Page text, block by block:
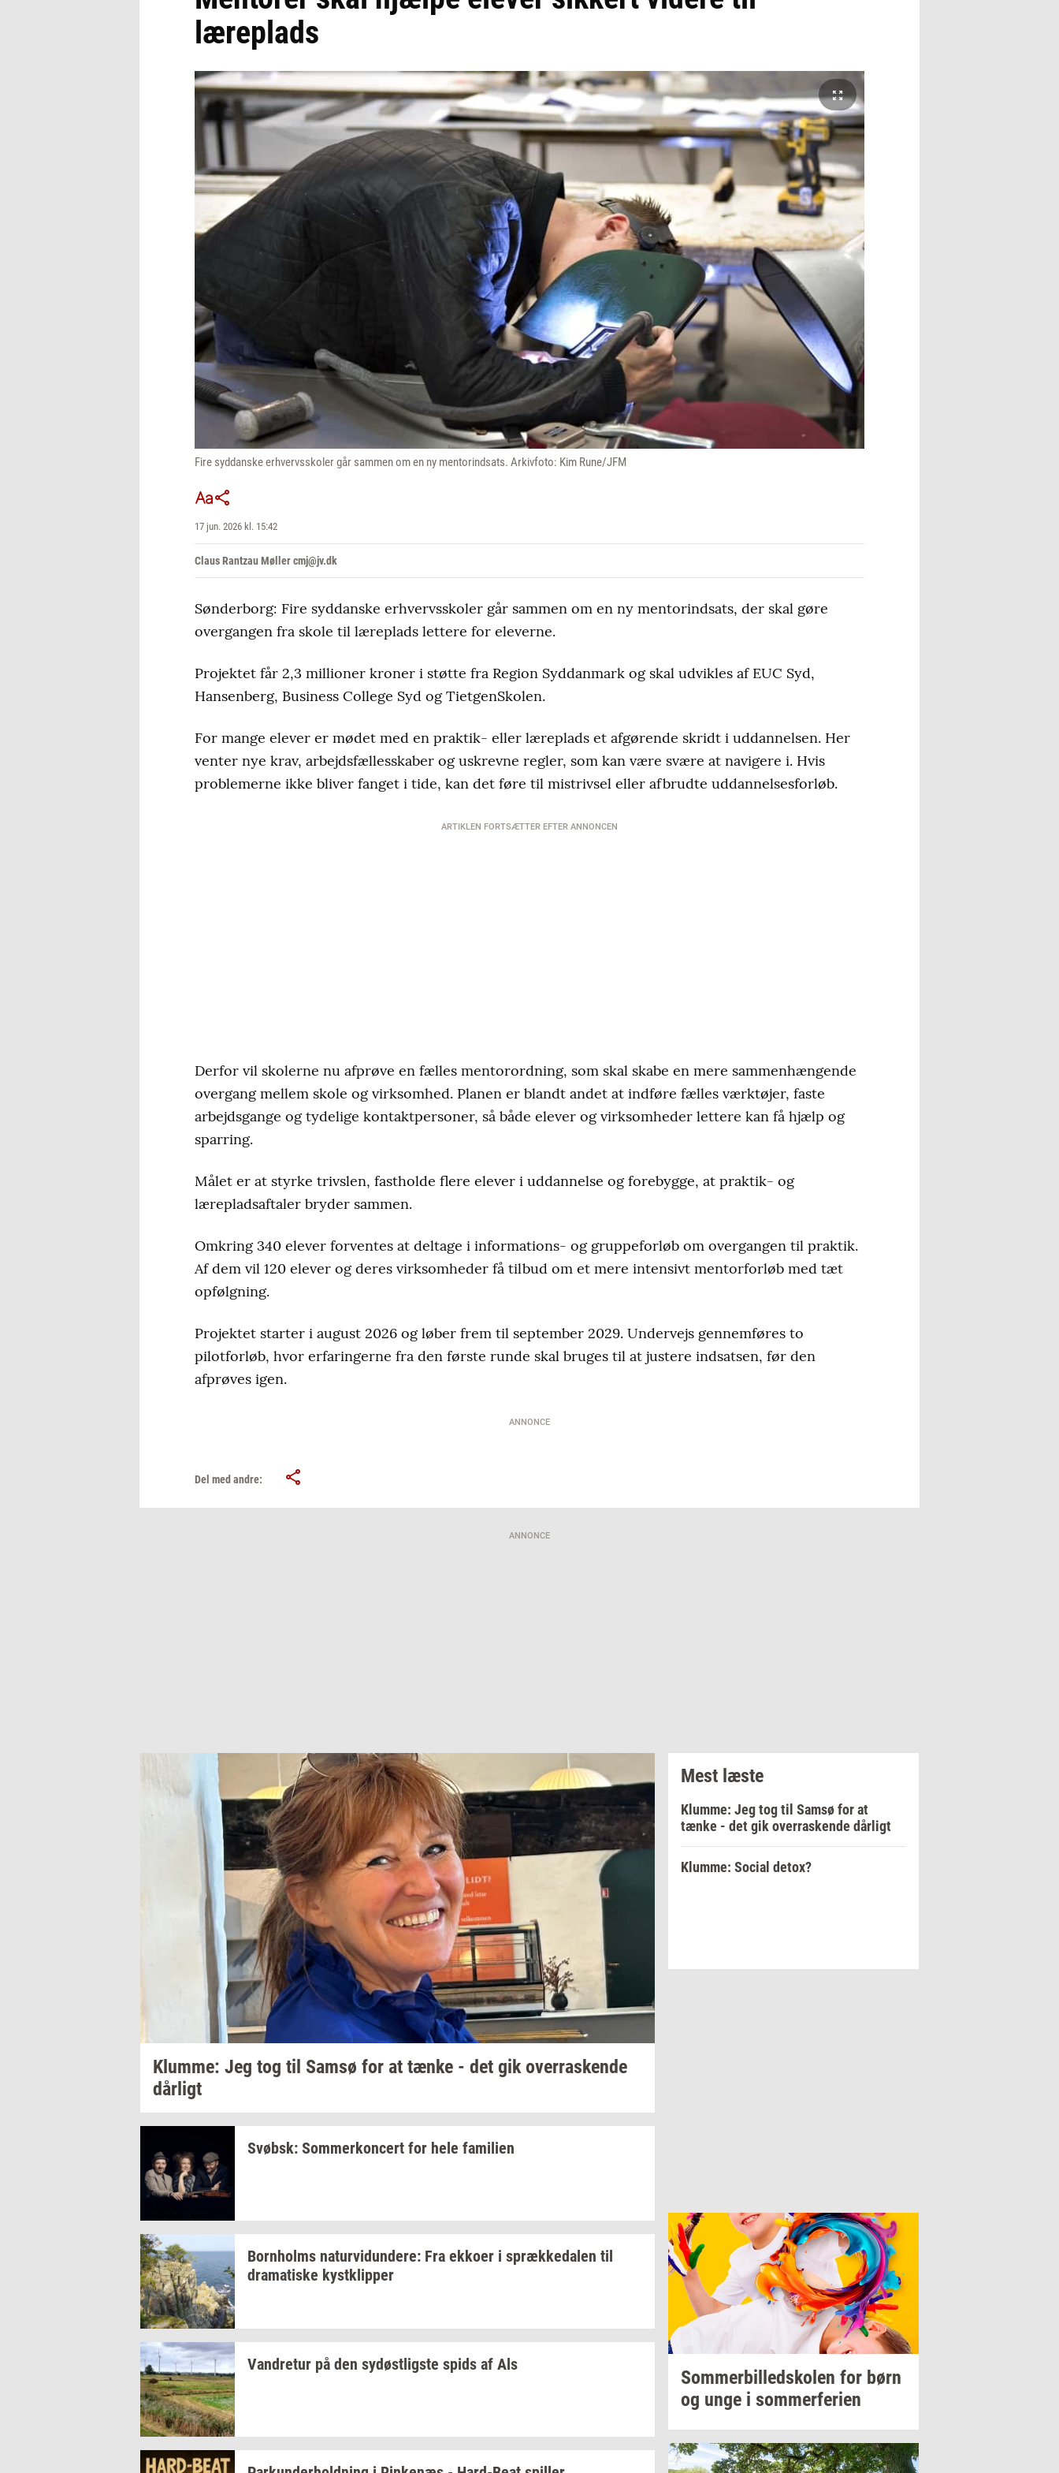
læreplads
Fire syddanske erhvervsskoler går sammen om en ny mentorindsats. Arkivfoto: Kim Rune/JFM
17 jun. 2026 kl. 15:42
Claus Rantzau Møller cmj@jv.dk
Sønderborg: Fire syddanske erhvervsskoler går sammen om en ny mentorindsats, der skal gøre
overgangen fra skole til læreplads lettere for eleverne.
Projektet får 2,3 millioner kroner i støtte fra Region Syddanmark og skal udvikles af EUC Syd,
Hansenberg, Business College Syd og TietgenSkolen.
For mange elever er mødet med en praktik- eller læreplads et afgørende skridt i uddannelsen. Her
venter nye krav, arbejdsfællesskaber og uskrevne regler, som kan være svære at navigere i. Hvis
problemerne ikke bliver fanget i tide, kan det føre til mistrivsel eller afbrudte uddannelsesforløb.
ARTIKLEN FORTSÆTTER EFTER ANNONCEN
Derfor vil skolerne nu afprøve en fælles mentorordning, som skal skabe en mere sammenhængende
overgang mellem skole og virksomhed. Planen er blandt andet at indføre fælles værktøjer, faste
arbejdsgange og tydelige kontaktpersoner, så både elever og virksomheder lettere kan få hjælp og
sparring.
Målet er at styrke trivslen, fastholde flere elever i uddannelse og forebygge, at praktik- og
lærepladsaftaler bryder sammen.
Omkring 340 elever forventes at deltage i informations- og gruppeforløb om overgangen til praktik.
Af dem vil 120 elever og deres virksomheder få tilbud om et mere intensivt mentorforløb med tæt
opfølgning.
Projektet starter i august 2026 og løber frem til september 2029. Undervejs gennemføres to
pilotforløb, hvor erfaringerne fra den første runde skal bruges til at justere indsatsen, før den
afprøves igen.
ANNONCE
Del med andre:
ANNONCE
Klum­me: Jeg tog til Samsø for at tænke - det gikover­ra­sken­de
dår­ligt
Svøbsk: Som­mer­kon­cert for hele fa­mi­li­en
Born­holms na­tur­vi­dun­de­re: Fra ek­ko­er i spræk­ke­da­len til
dra­ma­ti­ske kyst­klip­per
Van­dre­tur på den sy­døst­lig­ste spids af Als
Mest læste
Klumme: Jeg tog til Samsø for at
tænke - det gik overraskende dårligt
Klumme: Social detox?
Som­mer­bil­ledsko­len for børn
og unge i som­mer­fe­ri­en